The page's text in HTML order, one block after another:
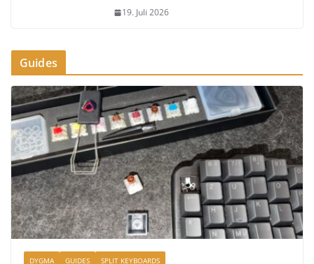
19. Juli 2026
Guides
DYGMA GUIDES SPLIT KEYBOARDS